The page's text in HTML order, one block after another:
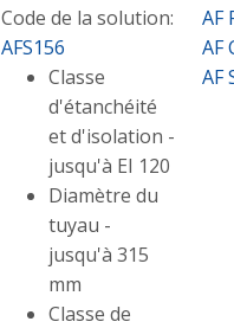
Code de la solution:
AFS156
Classe
d'étanchéité
et d'isolation -
jusqu'à EI 120
Diamètre du
tuyau -
jusqu'à 315
mm
Classe de
AF
AF
AF